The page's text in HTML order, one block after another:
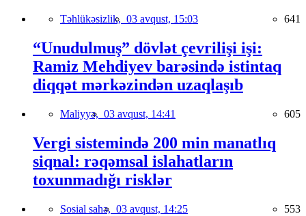
Təhlükəsizlik, 03 avqust, 15:03 641
“Unudulmuş” dövlət çevrilişi işi:
Ramiz Mehdiyev barəsində istintaq
diqqət mərkəzindən uzaqlaşıb
Maliyyə, 03 avqust, 14:41 605
Vergi sistemində 200 min manatlıq
siqnal: rəqəmsal islahatların
toxunmadığı risklər
Sosial sahə, 03 avqust, 14:25 553